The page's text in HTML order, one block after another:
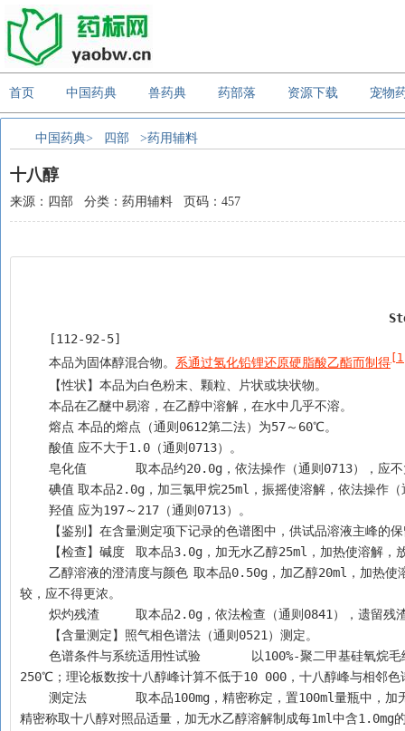
首页 中国药典 兽药典 药部落 资源下载 宠物
中国药典> 四部 >药用辅料
十八醇
来源：四部 分类：药用辅料 页码：457
    [112-92-5]
    本品为固体醇混合物。
系通过氢化铅锂还原硬脂酸乙酯而制得
    【性状】本品为白色粉末、颗粒、片状或块状物。
    本品在乙醚中易溶，在乙醇中溶解，在水中几乎不溶。
    熔点	本品的熔点（通则0612第二法）为57～60℃。
    酸值	应不大于1.0（通则0713）。
皂化值	取本品约20.0g，依法操作（通则0713），
碘值	取本品2.0g，加三氯甲烷25ml，振摇使溶解，依法操
    羟值	应为197～217（通则0713）。
【鉴别】在含量测定项下记录的色谱图中，供试品溶液主峰
【检查】碱度	取本品3.0g，加无水乙醇25ml，加热
较，应不得更浓。
炽灼残渣	取本品2.0g，依法检查（通则0841），遗
    【含量测定】照气相色谱法（通则0521）测定。
250℃；理论板数按十八醇峰计算不低于10 000，十八醇峰与相邻色
精密称取十八醇对照品适量，加无水乙醇溶解制成每1ml中含1.0mg